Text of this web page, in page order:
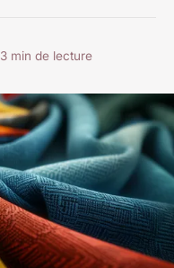
3 min de lecture